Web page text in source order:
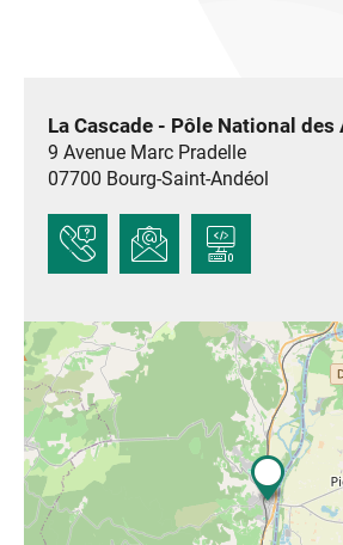
métiers de la diffusion et de la
La Cascade - Pôle National des
9 Avenue Marc Pradelle
07700 Bourg-Saint-Andéol